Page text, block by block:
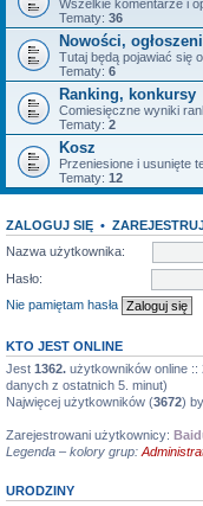
Wszelkie komentarze i
Tematy: 36
Nowości,
Tutaj będą pojawiać się
Tematy: 6
Ranking, konkursy
Comiesięczne wyniki
Tematy: 2
Kosz
Przeniesione i usunięte
Tematy: 12
ZALOGUJ SIĘ •
Nazwa użytkownika:
Hasło:
Nie pamiętam hasła
KTO JEST ONLINE
Jest 1362. użytkowników online
danych z ostatnich 5. minut)
Najwięcej użytkowników (3672)
Zarejestrowani użytkownicy:
Legenda – kolory grup:
URODZINY